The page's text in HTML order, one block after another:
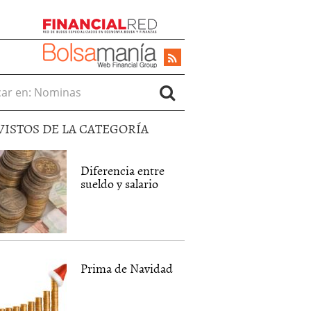
en:
DE LA CATEGORÍA
Diferencia entre
sueldo y salario
Prima de Navidad